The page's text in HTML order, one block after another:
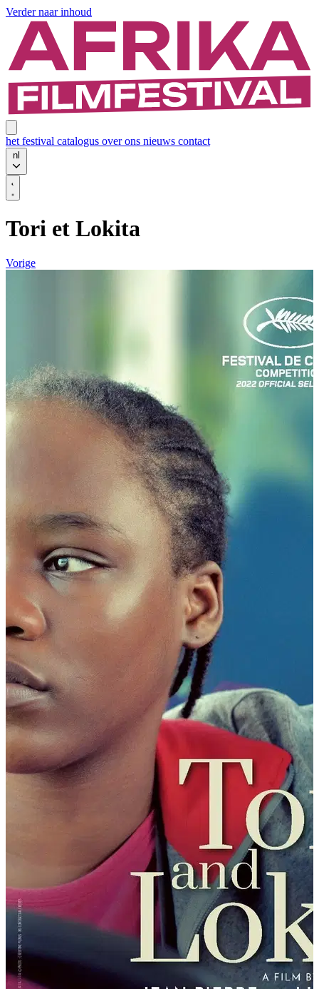
Verder naar inhoud
het festival catalogus over ons nieuws contact
nl
Tori et Lokita
Vorige